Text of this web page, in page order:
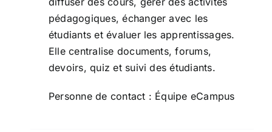
pédagogiques, échanger avec les
étudiants et évaluer les apprentissages.
Elle centralise documents, forums,
devoirs, quiz et suivi des étudiants.
Personne de contact : Équipe eCampus